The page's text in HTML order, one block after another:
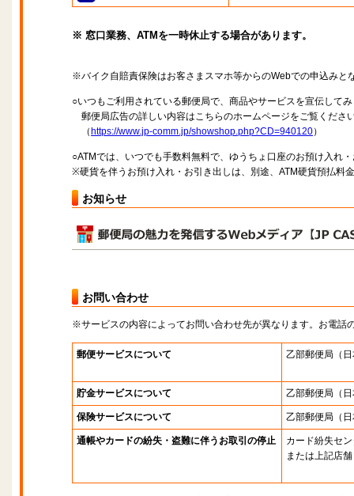
※ 窓口業務、ATMを一時休止する場合があります。
※バイク自賠責保険はお客さまスマホ等からのWebでの申込みと
○いつもご利用されている郵便局で、商品やサービスを宣伝して
郵便局広告の詳しい内容はこちらのホームページをご覧くださ
（ https://www.jp-comm.jp/showshop.php?CD=940120）
○ATMでは、いつでも手数料無料で、ゆうちょ口座のお預け入れ
※硬貨を伴うお預け入れ・お引き出しは、別途、ATM硬貨預払料
お知らせ
お問い合わせ
※サービスの内容によってお問い合わせ先が異なります。お電話
郵便サービスについて 乙部郵便局 （
貯金サービスについて 乙部郵便局 （
保険サービスについて 乙部郵便局 （
通帳やカードの紛失・盗難に伴うお取引の停止
カード紛失セ
または上記店舗